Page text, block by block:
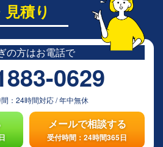
積り
の方はお電話で
0629
： 24時間対応/年中無休
メールで相談する
受付時間：24時間365日